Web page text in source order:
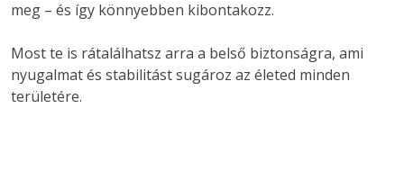
meg – és így könnyebben kibontakozz.
Most te is rátalálhatsz arra a belső biztonságra, ami
nyugalmat és stabilitást sugároz az életed minden
területére.